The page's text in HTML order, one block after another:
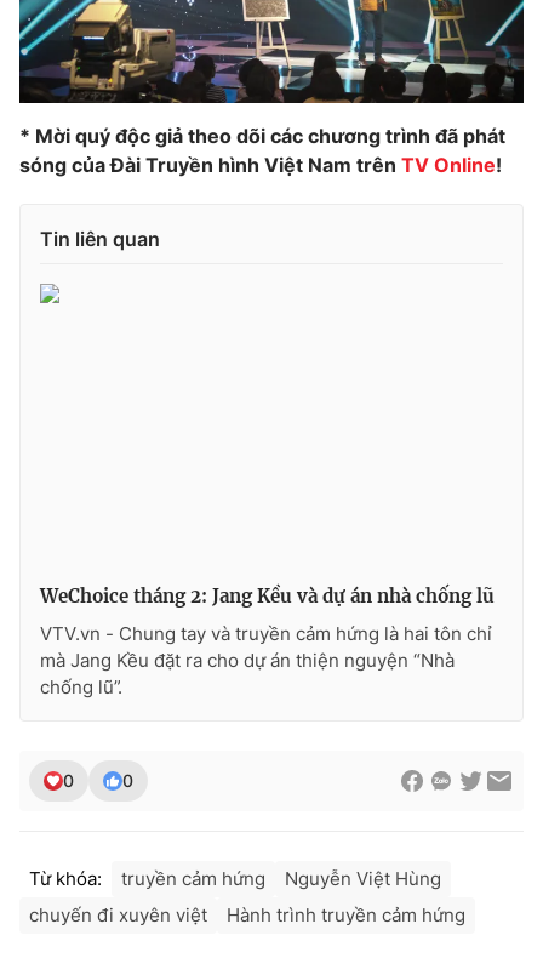
Ðiện thoại Thời báo VTV:
024.66 897 897
Email: toasoan@vtv.vn
Liên hệ quảng cáo:024-7300.7108
* Mời quý độc giả theo dõi các chương trình đã phát
sóng của Đài Truyền hình Việt Nam trên TV Online!
Tin liên quan
WeChoice tháng 2: Jang Kều và dự án nhà chống lũ
VTV.vn - Chung tay và truyền cảm hứng là hai tôn chỉ
mà Jang Kều đặt ra cho dự án thiện nguyện “Nhà
chống lũ”.
0 0
Từ khóa: truyền cảm hứng
Nguyễn Việt Hùng
chuyến đi xuyên việt
Hành trình truyền cảm hứng